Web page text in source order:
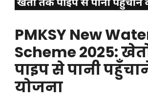
PMKSY New
Scheme 2025:
पाइप से पानी
योजना